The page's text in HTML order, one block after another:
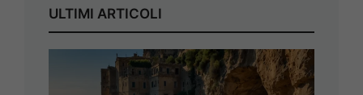
ULTIMI ARTICOLI